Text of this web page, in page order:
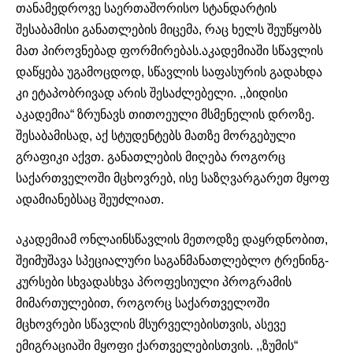
თანამედროვე საერთაშორისო სტანდარტის
შესაბამისი განათლების მიცემა, რაც ხელს შეუწყობს
მათ პიროვნებად ფორმირებას.აკადემიაში სწავლის
დაწყება უგამოცდოდ, სწავლის საფასურის გადახდა
კი ეტაპობრივად არის შესაძლებელი. ,,ბიდისი
აკადემია“ ზრუნავს თითოეული მსმენელის დროზე.
შესაბამისად, აქ სტუდენტებს მათზე მორგებული
გრაფიკი აქვთ. განათლების მიღება როგორც
საქართველოში მცხოვრებ, ისე საზღვარგარეთ მყოფ
ადამიანებსაც შეუძლიათ.
აკადემიამ ონლაინსწავლის მეთოდზე დაყრდნობით,
შეიმუშავა სპეციალური საგანმანათლებლო ტრენინგ-
კურსები სხვადასხვა პროფესიული პროგრამის
მიმართულებით, როგორც საქართველოში
მცხოვრები სწავლის მსურველებისთვის, ასევე
ემიგრაციაში მყოფი ქართველებისთვის. ,,ზუმის“